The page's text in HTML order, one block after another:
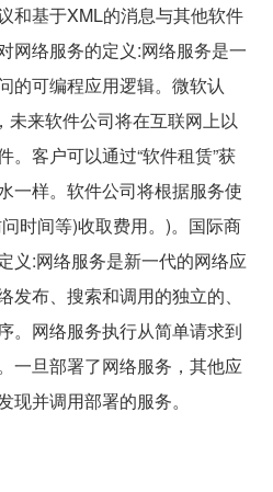
和基于XML的消息与其他软件
网络服务的定义:网络服务是一
的可编程应用逻辑。微软认
未来软件公司将在互联网上以
。客户可以通过“软件租赁”获
一样。软件公司将根据服务使
时间等)收取费用。)。国际商
义:网络服务是新一代的网络应
布、搜索和调用的独立的、
。网络服务执行从简单请求到
一旦部署了网络服务，其他应
并调用部署的服务。